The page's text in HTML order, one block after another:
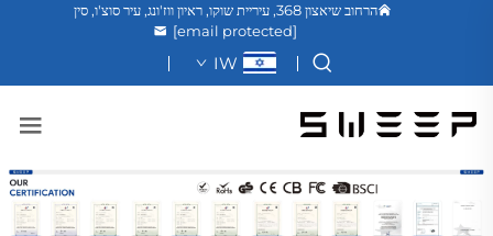
הרחוב שיאצון 368, עיריית שוקו, ראיון ווז'ונג, עיר סוצ'ו, סין
[email protected]
IW